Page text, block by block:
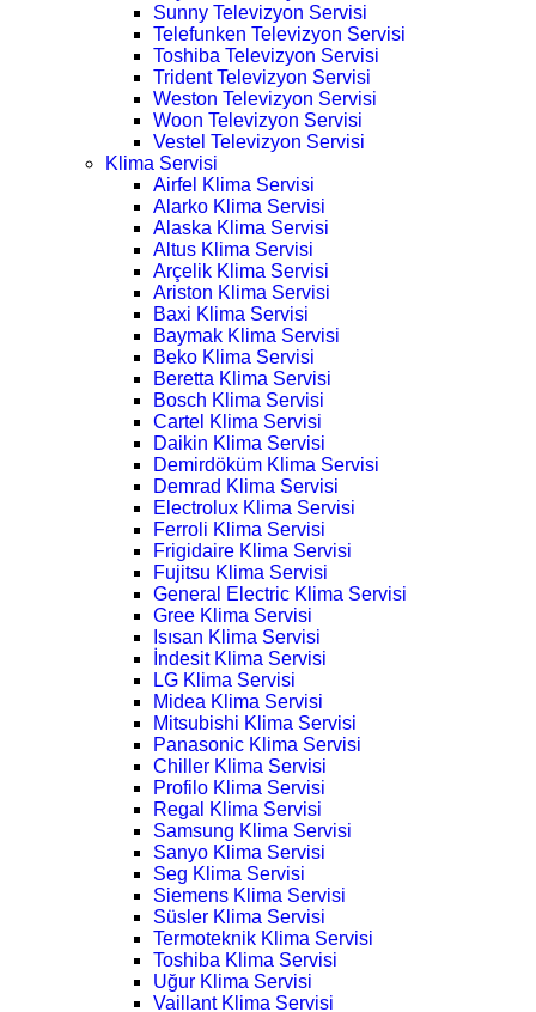
Sunny Televizyon Servisi
Telefunken Televizyon Servisi
Toshiba Televizyon Servisi
Trident Televizyon Servisi
Weston Televizyon Servisi
Woon Televizyon Servisi
Vestel Televizyon Servisi
Klima Servisi
Airfel Klima Servisi
Alarko Klima Servisi
Alaska Klima Servisi
Altus Klima Servisi
Arçelik Klima Servisi
Ariston Klima Servisi
Baxi Klima Servisi
Baymak Klima Servisi
Beko Klima Servisi
Beretta Klima Servisi
Bosch Klima Servisi
Cartel Klima Servisi
Daikin Klima Servisi
Demirdöküm Klima Servisi
Demrad Klima Servisi
Electrolux Klima Servisi
Ferroli Klima Servisi
Frigidaire Klima Servisi
Fujitsu Klima Servisi
General Electric Klima Servisi
Gree Klima Servisi
Isısan Klima Servisi
İndesit Klima Servisi
LG Klima Servisi
Midea Klima Servisi
Mitsubishi Klima Servisi
Panasonic Klima Servisi
Chiller Klima Servisi
Profilo Klima Servisi
Regal Klima Servisi
Samsung Klima Servisi
Sanyo Klima Servisi
Seg Klima Servisi
Siemens Klima Servisi
Süsler Klima Servisi
Termoteknik Klima Servisi
Toshiba Klima Servisi
Uğur Klima Servisi
Vaillant Klima Servisi